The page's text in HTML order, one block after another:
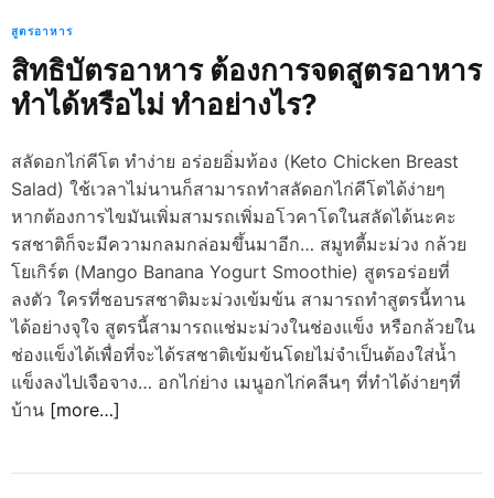
l
o
d
e
สูตรอาหาร
สิทธิบัตรอาหาร ต้องการจดสูตรอาหาร
ทำได้หรือไม่ ทำอย่างไร?
สลัดอกไก่คีโต ทำง่าย อร่อยอิ่มท้อง (Keto Chicken Breast
Salad) ใช้เวลาไม่นานก็สามารถทำสลัดอกไก่คีโตได้ง่ายๆ
หากต้องการไขมันเพิ่มสามรถเพิ่มอโวคาโดในสลัดได้นะคะ
รสชาติก็จะมีความกลมกล่อมขึ้นมาอีก… สมูทตี้มะม่วง กล้วย
โยเกิร์ต (Mango Banana Yogurt Smoothie) สูตรอร่อยที่
ลงตัว ใครที่ชอบรสชาติมะม่วงเข้มข้น สามารถทำสูตรนี้ทาน
ได้อย่างจุใจ สูตรนี้สามารถแช่มะม่วงในช่องแข็ง หรือกล้วยใน
ช่องแข็งได้เพื่อที่จะได้รสชาติเข้มข้นโดยไม่จำเป็นต้องใส่น้ำ
แข็งลงไปเจือจาง… อกไก่ย่าง เมนูอกไก่คลีนๆ ที่ทำได้ง่ายๆที่
บ้าน [more…]